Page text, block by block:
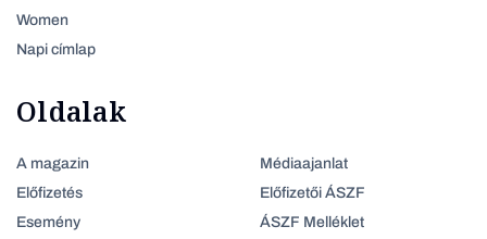
Women
Napi címlap
Oldalak
A magazin
Előfizetés
Esemény
Médiaajanlat
Előfizetői ÁSZF
ÁSZF Melléklet